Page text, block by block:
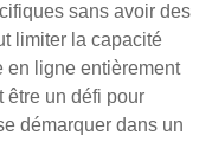
sans avoir des
limiter la capacité
en ligne entièrement
être un défi pour
démarquer dans un